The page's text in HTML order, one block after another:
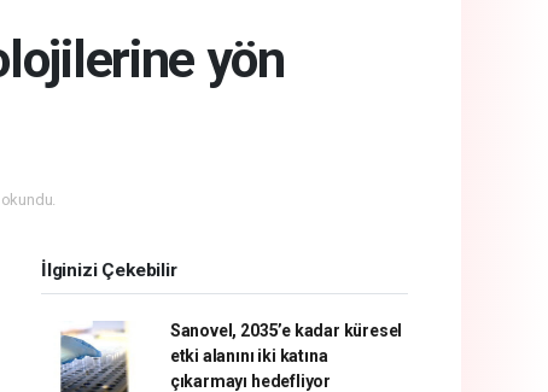
yön
İlginizi Çekebilir
Sanovel, 2035’e kadar küresel
etki alanını iki katına
çıkarmayı hedefliyor